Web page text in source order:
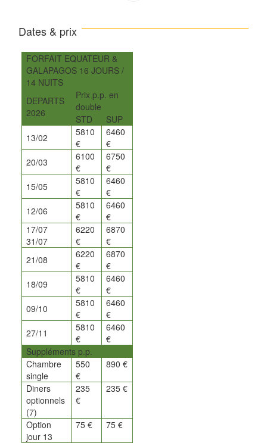
Dates & prix
FORFAIT EQUATEUR &
GALAPAGOS 16 JOURS /
14 NUITS
DEPARTS
2026
Prix p.p. en
double
STD
SUP
13/02
5810
€
6460
€
20/03
6100
€
6750
€
15/05
5810
€
6460
€
12/06
5810
€
6460
€
17/07 
31/07
6220
€
6870
€
21/08
6220
€
6870
€
18/09
5810
€
6460
€
09/10
5810
€
6460
€
27/11
5810
€
6460
€
Suppléments p.p.
Chambre
single
550
€
890 €
Diners
optionnels
(7)
235
€
235 €
Option
jour 13
75 € 75 €